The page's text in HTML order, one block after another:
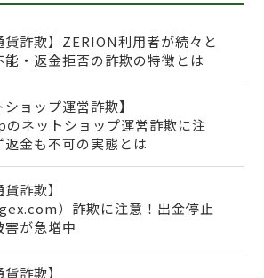
貨詐欺】ZERION利用者が続々と
・返金拒否の詐欺の特徴とは
ショップ運営詐欺】
ネットショップ運営詐欺に注
金も不可の実態とは
詐欺】
）詐欺に注意！出金停止
害が急増中
詐欺】